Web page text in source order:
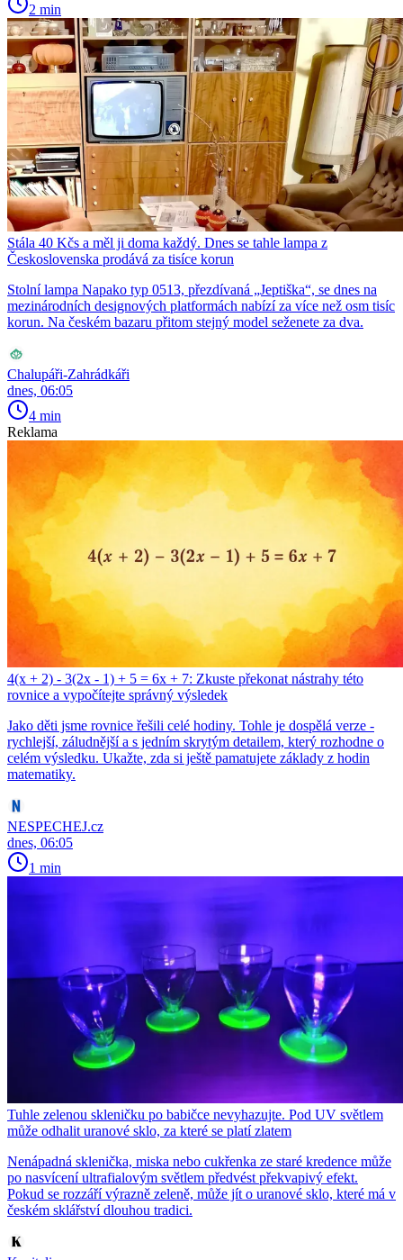
2 min
Stála 40 Kčs a měl ji doma každý. Dnes se tahle lampa z
Československa prodává za tisíce korun
Stolní lampa Napako typ 0513, přezdívaná „Jeptiška“, se dnes na
mezinárodních designových platformách nabízí za více než osm tisíc
korun. Na českém bazaru přitom stejný model seženete za dva.
Chalupáři-Zahrádkáři
dnes, 06:05
4 min
Reklama
4(x + 2) - 3(2x - 1) + 5 = 6x + 7: Zkuste překonat nástrahy této
rovnice a vypočítejte správný výsledek
Jako děti jsme rovnice řešili celé hodiny. Tohle je dospělá verze -
rychlejší, záludnější a s jedním skrytým detailem, který rozhodne o
celém výsledku. Ukažte, zda si ještě pamatujete základy z hodin
matematiky.
NESPECHEJ.cz
dnes, 06:05
1 min
Tuhle zelenou skleničku po babičce nevyhazujte. Pod UV světlem
může odhalit uranové sklo, za které se platí zlatem
Nenápadná sklenička, miska nebo cukřenka ze staré kredence může
po nasvícení ultrafialovým světlem předvést překvapivý efekt.
Pokud se rozzáří výrazně zeleně, může jít o uranové sklo, které má v
českém sklářství dlouhou tradici.